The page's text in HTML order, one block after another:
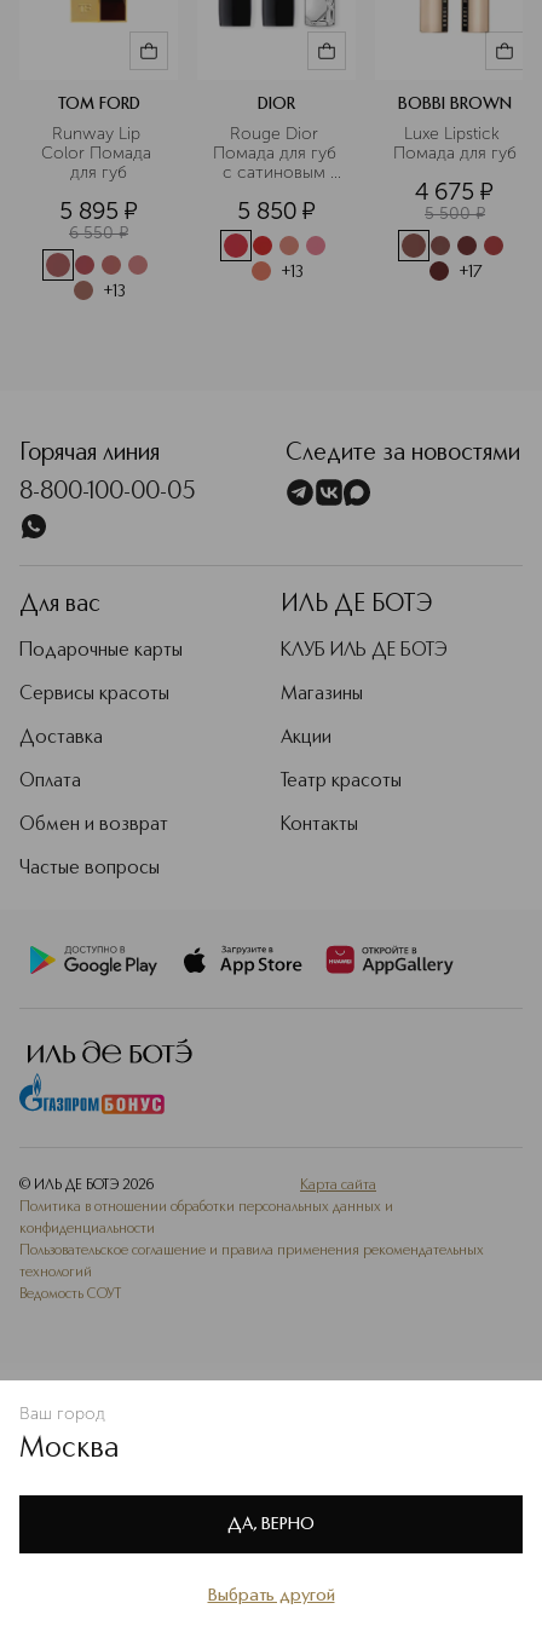
Политике конфиденциальности
(Ci 15850), Red 27 (Ci 45410), Red 33 Lake (Ci 17200)]
TOM FORD
Runway Lip
Color Помада
для губ
5 895 ¤
6 550 ¤
+13
DIOR
Rouge Dior
Помада для губ
с сатиновым
5 850 ¤
+13
BOBBI BROWN
Luxe Lipstick
Помада для губ
4 675 ¤
5 500 ¤
+17
В КОРЗИНУ
Горячая линия
8-800-100-00-05
Следите за новостями
Для вас
Подарочные карты
Сервисы красоты
Доставка
Оплата
Обмен и возврат
Частые вопросы
ИЛЬ ДЕ БОТЭ
КЛУБ ИЛЬ ДЕ БОТЭ
Магазины
Акции
Театр красоты
Контакты
© ИЛЬ ДЕ БОТЭ 2026
Карта сайта
Политика в отношении обработки персональных данных и
конфиденциальности
Пользовательское соглашение и правила применения рекомендательных
технологий
Ведомость СОУТ
Избранное
Ваш город
Москва
Выбрать другой
ДА, ВЕРНО